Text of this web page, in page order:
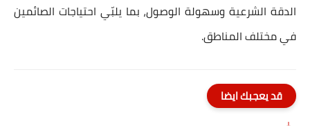
الدقة الشرعية وسهولة الوصول، بما يلبّي احتياجات الصائمين
في مختلف المناطق.
قد يعجبك ايضا